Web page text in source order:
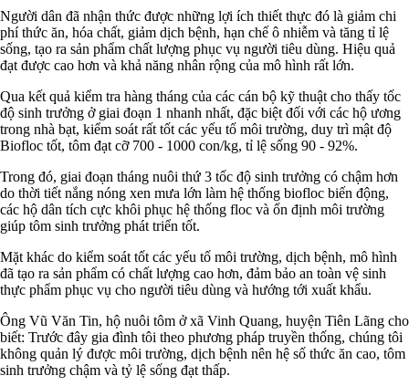
Người dân đã nhận thức được những lợi ích thiết thực đó là giảm chi
phí thức ăn, hóa chất, giảm dịch bệnh, hạn chế ô nhiễm và tăng tỉ lệ
sống, tạo ra sản phẩm chất lượng phục vụ người tiêu dùng. Hiệu quả
đạt được cao hơn và khả năng nhân rộng của mô hình rất lớn.
Qua kết quả kiểm tra hàng tháng của các cán bộ kỹ thuật cho thấy tốc
độ sinh trưởng ở giai đoạn 1 nhanh nhất, đặc biệt đối với các hộ ương
trong nhà bạt, kiểm soát rất tốt các yếu tố môi trường, duy trì mật độ
Biofloc tốt, tôm đạt cỡ 700 - 1000 con/kg, tỉ lệ sống 90 - 92%.
Trong đó, giai đoạn tháng nuôi thứ 3 tốc độ sinh trưởng có chậm hơn
do thời tiết nắng nóng xen mưa lớn làm hệ thống biofloc biến động,
các hộ dân tích cực khôi phục hệ thống floc và ổn định môi trường
giúp tôm sinh trưởng phát triển tốt.
Mặt khác do kiểm soát tốt các yếu tố môi trường, dịch bệnh, mô hình
đã tạo ra sản phẩm có chất lượng cao hơn, đảm bảo an toàn vệ sinh
thực phẩm phục vụ cho người tiêu dùng và hướng tới xuất khẩu.
Ông Vũ Văn Tin, hộ nuôi tôm ở xã Vinh Quang, huyện Tiên Lãng cho
biết: Trước đây gia đình tôi theo phương pháp truyền thống, chúng tôi
không quản lý được môi trường, dịch bệnh nên hệ số thức ăn cao, tôm
sinh trưởng chậm và tỷ lệ sống đạt thấp.